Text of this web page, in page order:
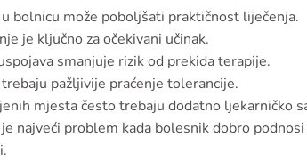
bolnicu može poboljšati praktičnost liječenja.
je ključno za očekivani učinak.
smanjuje rizik od prekida terapije.
pažljivije praćenje tolerancije.
mjesta često trebaju dodatno ljekarničko
najveći problem kada bolesnik dobro